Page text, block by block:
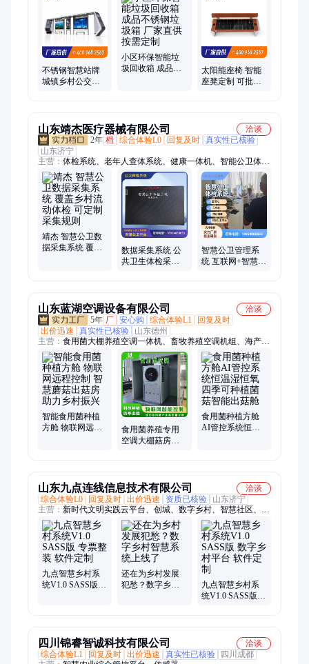
不锈钢智慧站牌
城镇乡村公交电
小区环保智能垃
圾回收箱 成品不
太阳能座椅 智能
座凳定制 可批量
山东靖杰医疗器械有限公司
洽谈
2年 档 综合体验L0 回复及时 真实性已核验
山东济宁
主营： 体检系统、老年人查体系统、健康一体机、智能公卫体检
系统、智能健康查体一体机、公卫体检数据采集设备、社区体检
中心系统、基本公共卫生体检系统、医院管理系统、健康体检一
体机
靖杰 智慧公卫数
据采集系统 覆盖
数据采集系统 公
共卫生体检采集
智慧公卫管理系
统 互联网+智慧公
山东蓝湖空调设备有限公司
洽谈
5年 厂 安心购 综合体验L1
回复及时
出价迅速
真实性已核验
山东德州
主营： 食用菌大棚养殖空调一体机、畜牧养殖空调机组、海产品
养殖地源热泵、智慧蘑菇出菇房、智能方舱蘑菇房、空气能(源)
热泵、螺杆式水地源热泵、涡旋式水地源热泵、组合式直膨净化
空调机组、风冷螺杆机组、分体式恒温恒湿空调机组、水冷螺杆
机组、组合式空调器、屋顶式空调机组
智能食用菌种植
方舱 物联网远程
食用菌养殖专用
空调大棚菇房种
食用菌种植方舱
AI管控系统恒温
山东九点连线信息技术有限公司
洽谈
综合体验L0
回复及时 出价迅速 资质已核验
山东济宁
主营： 新时代文明实践云平台、创城、数字乡村、智慧社区、教
育系统、随手拍、小程序开发、软件定制开发
九点智慧乡村系
统V1.0 SASS版
还在为乡村发展
犯愁？数字乡村
九点智慧乡村系
统V1.0 SASS版
四川锦睿智诚科技有限公司
洽谈
综合体验L1
回复及时 出价迅速 真实性已核验
四川成都